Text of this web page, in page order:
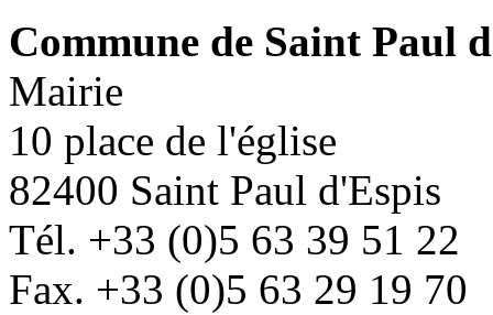
Commune de Saint Paul
Mairie
10 place de l'église
82400 Saint Paul d'Espis
Tél. +33 (0)5 63 39 51 22
Fax. +33 (0)5 63 29 19 70